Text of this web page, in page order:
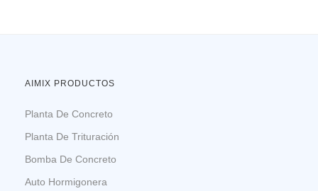
AIMIX PRODUCTOS
Planta De Concreto
Planta De Trituración
Bomba De Concreto
Auto Hormigonera